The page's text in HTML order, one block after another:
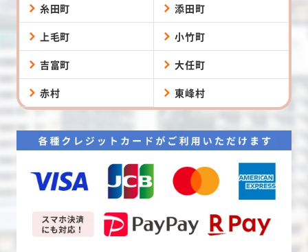
糸田町 添田町
上毛町 小竹町
吉富町 大任町
赤村 東峰村